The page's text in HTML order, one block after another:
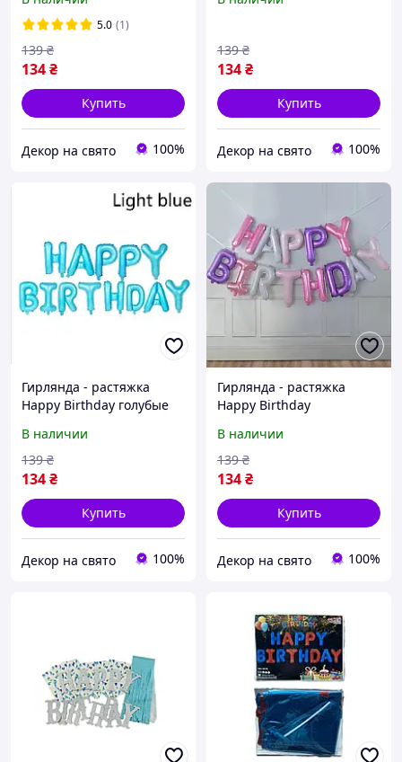
5.0 (1)
134₴
139 ₴
Купить
Декор на свято 100%
134₴
139 ₴
Купить
Декор на свято 100%
Гирлянда - растяжка
Happy Birthday голубые
рождения
В наличии
134₴
139 ₴
Купить
Декор на свято 100%
Гирлянда - растяжка
Happy Birthday
с днем рождения
В наличии
134₴
139 ₴
Купить
Декор на свято 100%